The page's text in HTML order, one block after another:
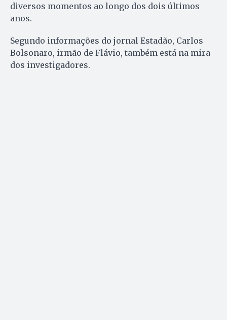
diversos momentos ao longo dos dois últimos
anos.
Segundo informações do jornal Estadão, Carlos
Bolsonaro, irmão de Flávio, também está na mira
dos investigadores.